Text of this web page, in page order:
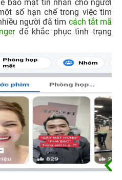
bảo mật tin nhắn cho người
số hạn chế trong việc tìm
người đã tìm cách tắt mã
để khắc phục tình trạng